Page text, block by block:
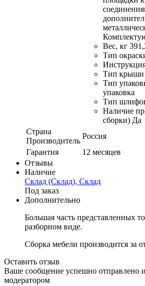
Вес, кг
Тип
Тип крыши
Тип
упаковка
Тип
Наличие
сборки) Да
Страна
Производитель
Россия
Гарантия
12 месяцев
Отзывы
Наличие
Склад (Склад), Склад
Под заказ
Дополнительно
Большая часть представленных
разборном виде.
Сборка мебели производится за
Оставить отзыв
Ваше сообщение успешно отправлено
модератором